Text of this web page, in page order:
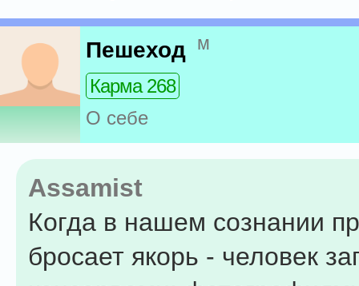
Пешеход м
Карма 268
О себе
Assamist
Когда в нашем сознании
бросает якорь - человек